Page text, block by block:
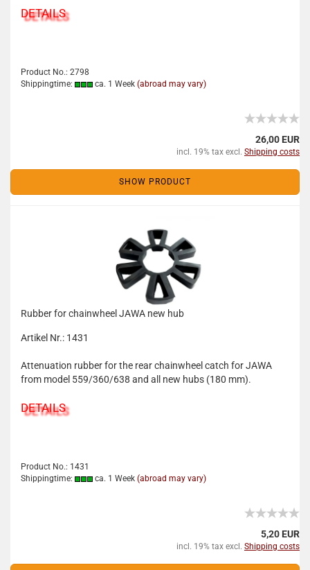
DETAILS
Product No.: 2798
Shippingtime:
ca. 1 Week (abroad may vary)
26,00 EUR
incl. 19% tax excl. Shipping costs
SHOW PRODUCT
Rubber for chainwheel JAWA new hub
Artikel Nr.: 1431
Attenuation rubber for the rear chainwheel catch for JAWA
from model 559/360/638 and all new hubs (180 mm).
DETAILS
Product No.: 1431
Shippingtime:
ca. 1 Week (abroad may vary)
5,20 EUR
incl. 19% tax excl. Shipping costs